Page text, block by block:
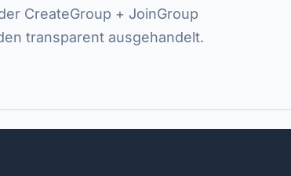
CreateGroup + JoinGroup
transparent ausgehandelt.